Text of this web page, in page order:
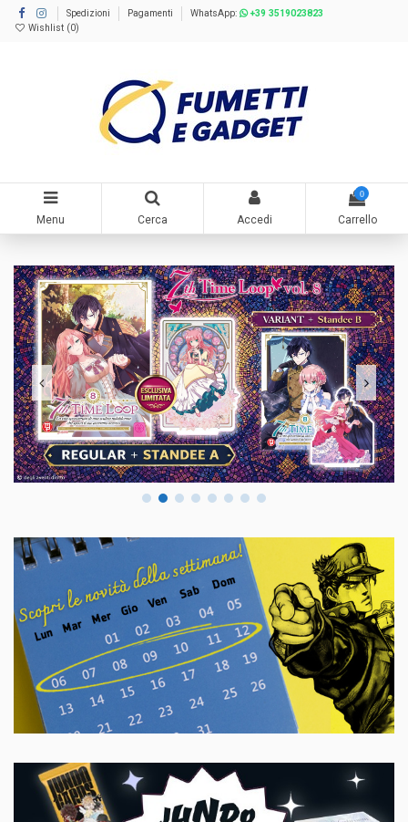
Spedizioni Pagamenti WhatsApp:
+39 3519023823
Wishlist (0)
Menu Cerca Accedi
0
Carrello